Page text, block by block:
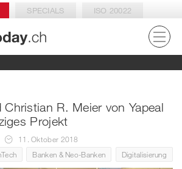
SPECIALS ISO 20022
R. Meier von Yapeal
Projekt
11. Oktober 2018
Banken & Neo-Banken Digitalisierung